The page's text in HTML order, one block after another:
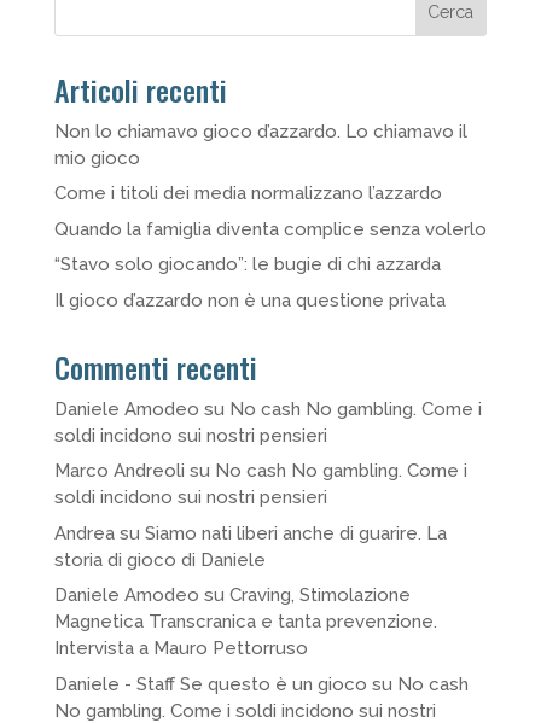
Cerca
Articoli recenti
Non lo chiamavo gioco d’azzardo. Lo chiamavo il
mio gioco
Come i titoli dei media normalizzano l’azzardo
Quando la famiglia diventa complice senza volerlo
“Stavo solo giocando”: le bugie di chi azzarda
Il gioco d’azzardo non è una questione privata
Commenti recenti
Daniele Amodeo su No cash No gambling. Come i
soldi incidono sui nostri pensieri
Marco Andreoli su No cash No gambling. Come i
soldi incidono sui nostri pensieri
Andreasu Siamo nati liberi anche di guarire. La
storia di gioco di Daniele
Daniele Amodeo su Craving, Stimolazione
Magnetica Transcranica e tanta prevenzione.
Intervista a Mauro Pettorruso
Daniele - Staff Se questo è un gioco su No cash
No gambling. Come i soldi incidono sui nostri